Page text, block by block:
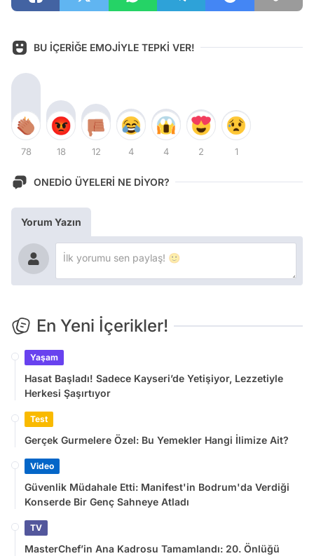
BU İÇERİĞE EMOJİYLE TEPKİ VER!
78 18 12 4 4 2 1
ONEDİO ÜYELERİ NE DİYOR?
Yorum Yazın
En Yeni İçerikler!
Yaşam
Hasat Başladı! Sadece Kayseri’de Yetişiyor, Lezzetiyle
Herkesi Şaşırtıyor
Test
Gerçek Gurmelere Özel: Bu Yemekler Hangi İlimize Ait?
Video
Güvenlik Müdahale Etti: Manifest'in Bodrum'da Verdiği
Konserde Bir Genç Sahneye Atladı
TV
MasterChef’in Ana Kadrosu Tamamlandı: 20. Önlüğü